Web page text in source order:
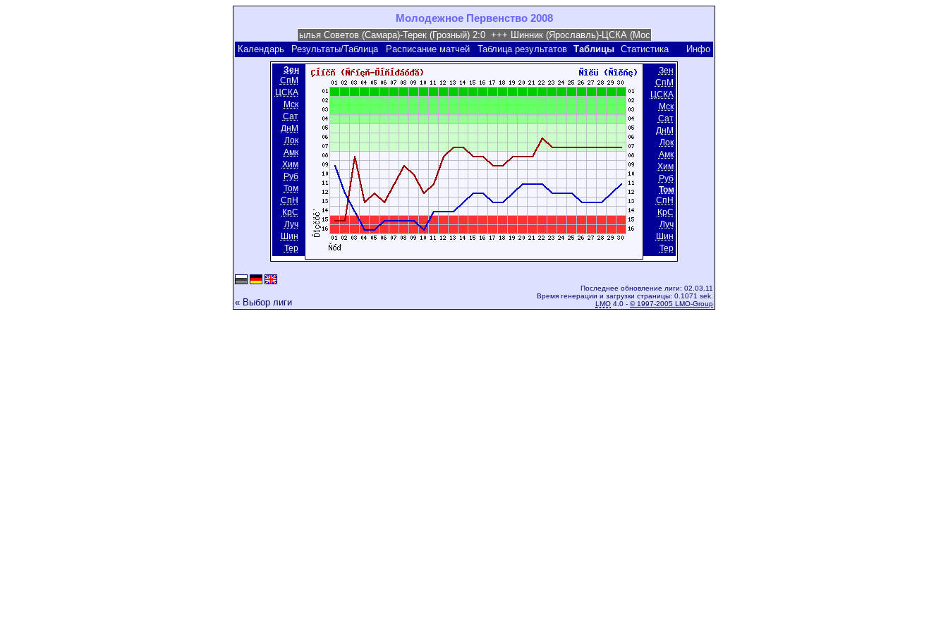
Молодежное Первенство 2008
Календарь Результаты/Таблица Расписание матчей Таблица результатов Таблицы Статистика Инфо
Зен
СпМ
ЦСКА
Мск
Сат
ДнМ
Лок
Амк
Хим
Руб
Том
СпН
КрС
Луч
Шин
Тер
Зен
СпМ
ЦСКА
Мск
Сат
ДнМ
Лок
Амк
Хим
Руб
Том
СпН
КрС
Луч
Шин
Тер
« Выбор лиги
Последнее обновление лиги: 02.03.11
Время генерации и загрузки страницы: 0.1071 sek.
LMO 4.0 - © 1997-2005 LMO-Group